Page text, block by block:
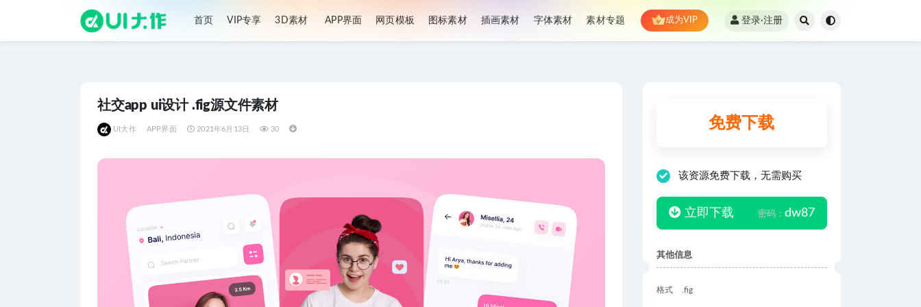
首页 VIP专享 3D素材 APP界面 网页模板 图标素材 插画素材 字体素材 素材专题 成为VIP 登录·注册
社交app ui设计 .fig源文件素材
UI大作 APP界面 2021年6月13日 30 免费下载
该资源免费下载，无需购买
立即下载 密码： dw87
其他信息
格式 .fig